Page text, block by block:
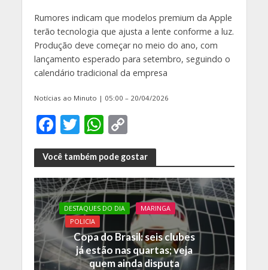
Rumores indicam que modelos premium da Apple
terão tecnologia que ajusta a lente conforme a luz.
Produção deve começar no meio do ano, com
lançamento esperado para setembro, seguindo o
calendário tradicional da empresa
Notícias ao Minuto | 05:00 – 20/04/2026
F
ac
e
b
o
o
k
T
w
itt
er
W
h
at
s
A
p
p
C
o
p
y
Li
n
k
Você também pode gostar
DESTAQUES DO DIA
MARINGA
POLICIA
Copa do Brasil: seis clubes
já estão nas quartas; veja
quem ainda disputa